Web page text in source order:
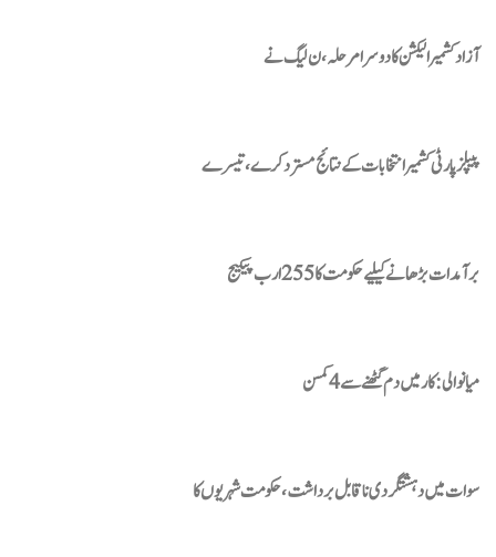
آزادکشمیر الیکشن کا دوسرا مرحلہ، ن لیگ نے
پیپلزپارٹی کشمیر انتخابات کے نتائج مسترد کرے، تیسرے
برآمدات بڑھانے کیلیے حکومت کا 255 ارب پیکیج
میانوالی: کار میں دم گھٹنے سے 4 کمسن
سوات میں دہشتگردی ناقابل برداشت، حکومت شہریوں کا